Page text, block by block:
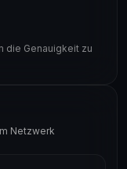
die Genauigkeit zu
Netzwerk